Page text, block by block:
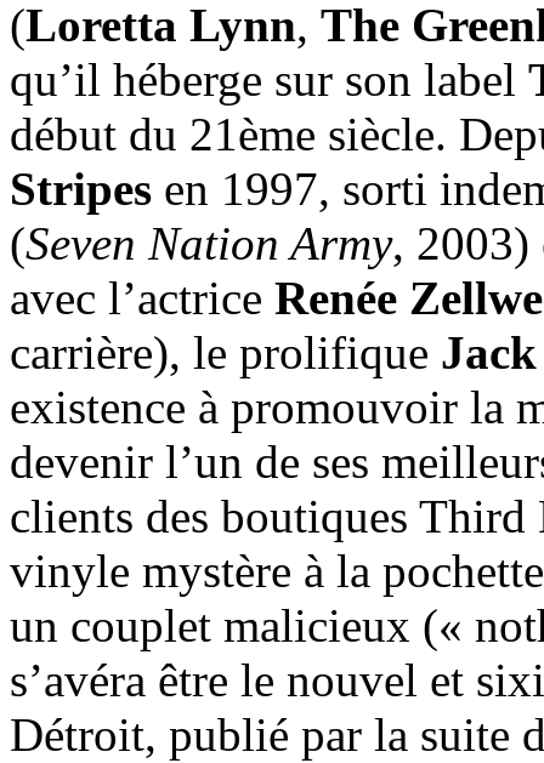
(Loretta Lynn, The
qu’il héberge sur son label
début du 21ème siècle.
Stripes en 1997, sorti
(Seven Nation Army, 2003)
avec l’actrice Renée
carrière), le prolifique
existence à promouvoir la
devenir l’un de ses
clients des boutiques
vinyle mystère à la
un couplet malicieux («
s’avéra être le nouvel et
Détroit, publié par la suite